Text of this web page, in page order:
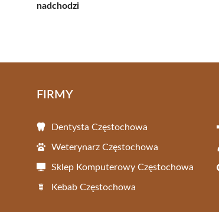
nadchodzi
FIRMY
Dentysta Częstochowa
Weterynarz Częstochowa
Sklep Komputerowy Częstochowa
Kebab Częstochowa